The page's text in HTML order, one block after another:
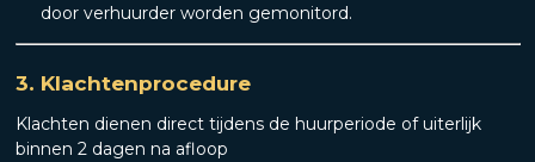
door verhuurder worden gemonitord.
3. Klachtenprocedure
Klachten dienen direct tijdens de huurperiode of uiterlijk
binnen 2 dagen na afloop